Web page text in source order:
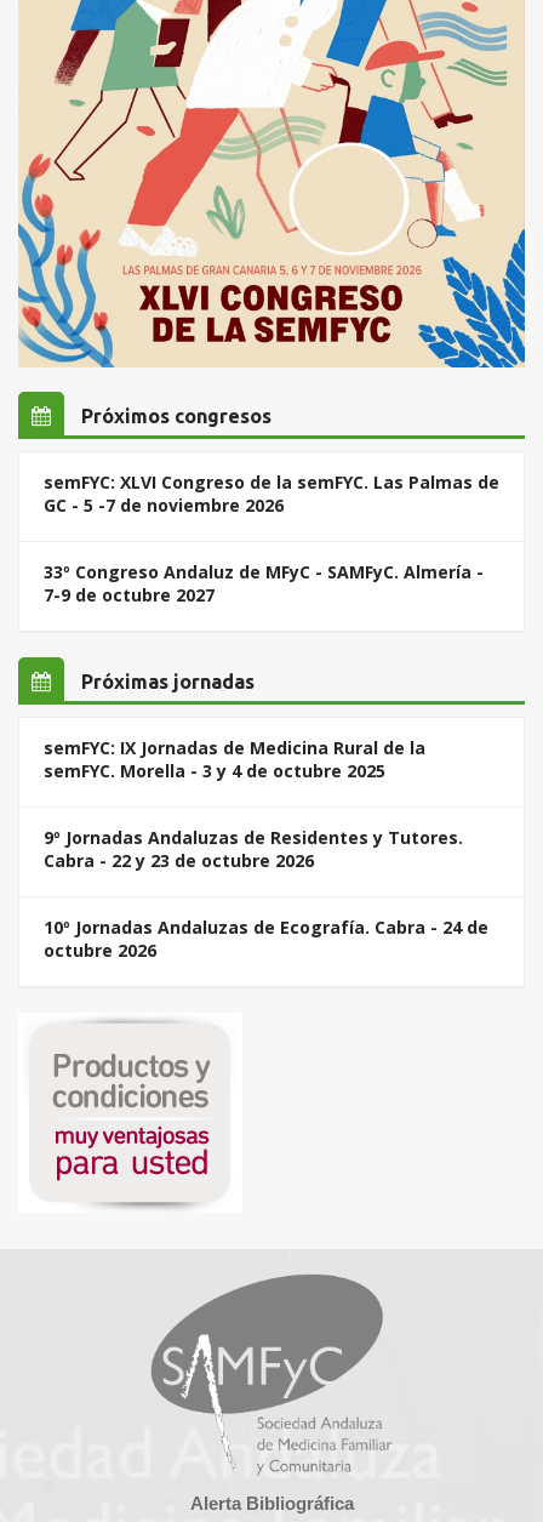
Próximos congresos
semFYC: XLVI Congreso de la semFYC. Las Palmas de
GC - 5 -7 de noviembre 2026
33º Congreso Andaluz de MFyC - SAMFyC. Almería -
7-9 de octubre 2027
Próximas jornadas
semFYC: IX Jornadas de Medicina Rural de la
semFYC. Morella - 3 y 4 de octubre 2025
9º Jornadas Andaluzas de Residentes y Tutores.
Cabra - 22 y 23 de octubre 2026
10º Jornadas Andaluzas de Ecografía. Cabra - 24 de
octubre 2026
Alerta Bibliográfica